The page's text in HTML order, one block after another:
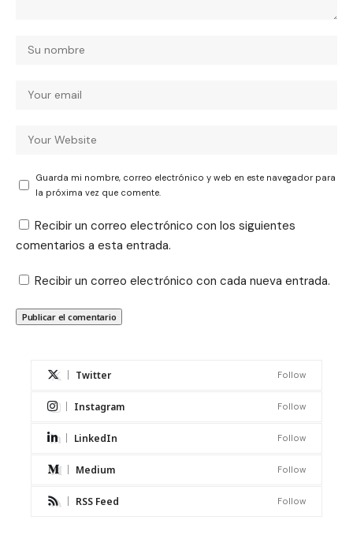
Guarda mi nombre, correo electrónico y web en este navegador para
la próxima vez que comente.
Recibir un correo electrónico con los siguientes
comentarios a esta entrada.
Recibir un correo electrónico con cada nueva entrada.
Twitter Follow
Instagram Follow
LinkedIn Follow
Medium Follow
RSS Feed Follow